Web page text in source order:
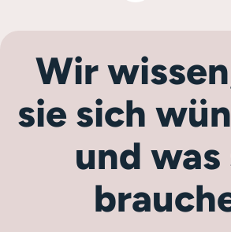
Wir
sie sich
und was